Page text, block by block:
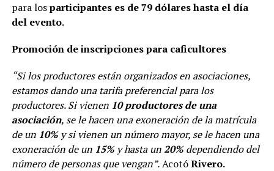
para losparticipantes es de 79 dólares hasta el día
del evento.
Promoción de inscripciones para caficultores
“Si los productores están organizados en asociaciones,
estamos dando una tarifa preferencial para los
productores. Si vienen 10 productores de una
asociación, se le hacen una exoneración de la matrícula
de un 10%y si vienen un número mayor, se le hacen una
exoneración de un 15%y hasta un20%dependiendo del
número de personas que vengan”.AcotóRivero.